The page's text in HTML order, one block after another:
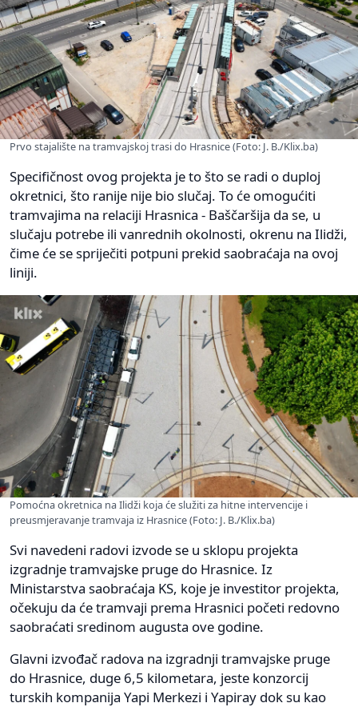
Prvo stajalište na tramvajskoj trasi do Hrasnice (Foto: J. B./Klix.ba)
Specifičnost ovog projekta je to što se radi o duploj
okretnici, što ranije nije bio slučaj. To će omogućiti
tramvajima na relaciji Hrasnica - Baščaršija da se, u
slučaju potrebe ili vanrednih okolnosti, okrenu na Ilidži,
čime će se spriječiti potpuni prekid saobraćaja na ovoj
liniji.
Pomoćna okretnica na Ilidži koja će služiti za hitne intervencije i
preusmjeravanje tramvaja iz Hrasnice (Foto: J. B./Klix.ba)
Svi navedeni radovi izvode se u sklopu projekta
izgradnje tramvajske pruge do Hrasnice. Iz
Ministarstva saobraćaja KS, koje je investitor projekta,
očekuju da će tramvaji prema Hrasnici početi redovno
saobraćati sredinom augusta ove godine.
Glavni izvođač radova na izgradnji tramvajske pruge
do Hrasnice, duge 6,5 kilometara, jeste konzorcij
turskih kompanija Yapi Merkezi i Yapiray dok su kao